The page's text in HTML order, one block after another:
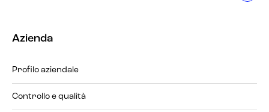
Azienda
Profilo aziendale
Controllo e qualità